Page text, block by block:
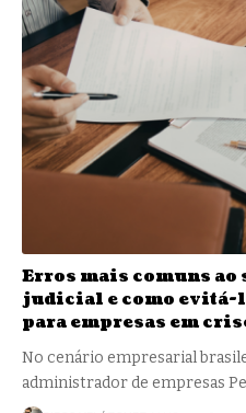
Erros mais comuns
judicial e como evitá-
para empresas em
No cenário empresarial
administrador de empresas